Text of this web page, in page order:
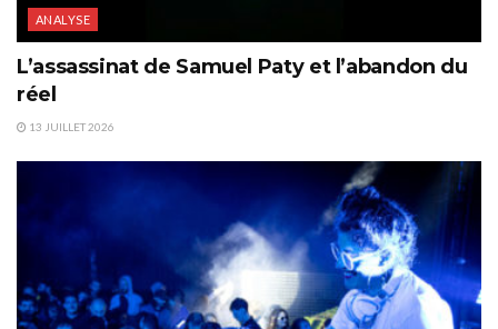
ANALYSE
L’assassinat de Samuel Paty et l’abandon du
réel
13 JUILLET 2026